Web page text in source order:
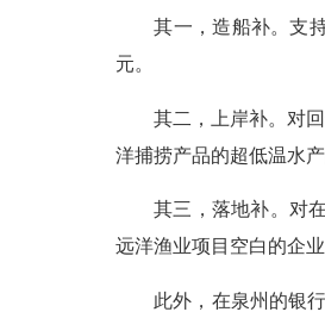
其一，造船补。支持
元。
其二，上岸补。对回
洋捕捞产品的超低温水
其三，落地补。对在
远洋渔业项目空白的企
此外，在泉州的银行